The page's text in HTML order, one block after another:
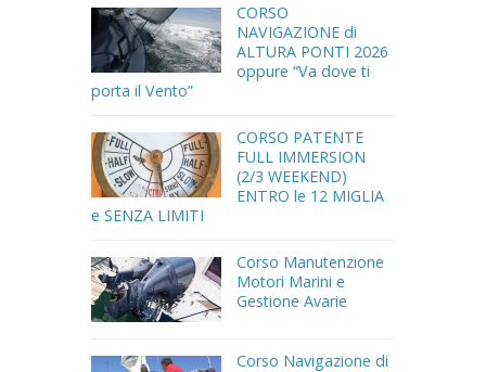
CORSO
NAVIGAZIONE di
ALTURA PONTI 2026
oppure “Va dove ti
porta il Vento”
CORSO PATENTE
FULL IMMERSION
(2/3 WEEKEND)
ENTRO le 12 MIGLIA
e SENZA LIMITI
Corso Manutenzione
Motori Marini e
Gestione Avarie
Corso Navigazione di